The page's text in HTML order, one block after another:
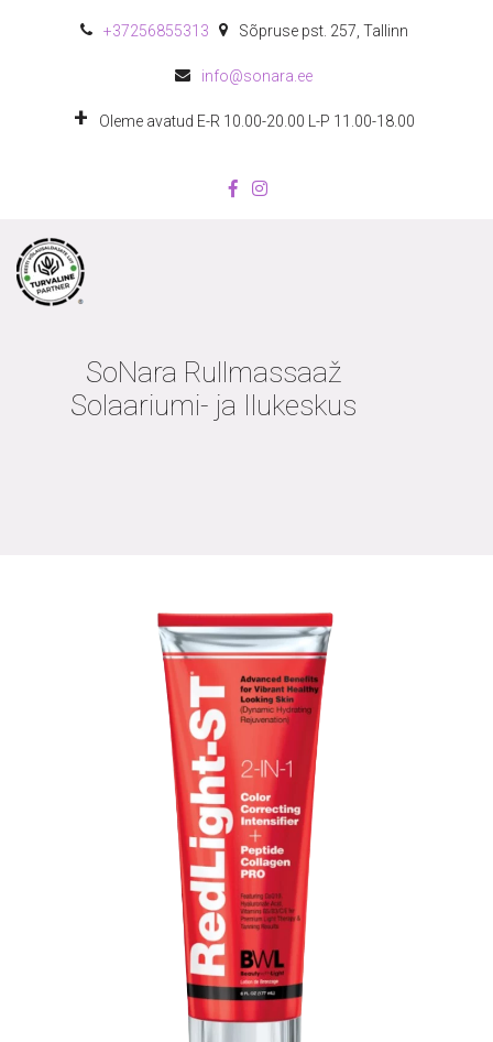
+37256855313 Sõpruse pst. 257 Tallinn
info@sonara.ee
Oleme avatud E-R 10.00-20.00 L-P 11.00-18.00
SoNara Rullmassaaž
Solaariumi- ja Ilukeskus